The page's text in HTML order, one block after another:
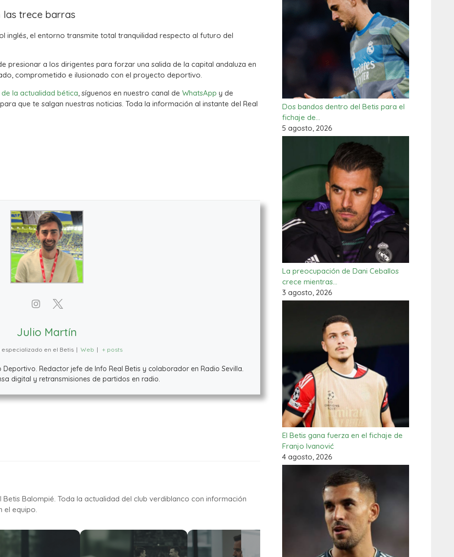
las trece barras
inglés, el entorno transmite total tranquilidad respecto al futuro del
presionar a los dirigentes para forzar una salida de la capital andaluza en
comprometido e ilusionado con el proyecto deportivo.
la actualidad bética, síguenos en nuestro canal de WhatsApp y de
para que te salgan nuestras noticias. Toda la información al instante del Real
Julio Martín
especializado en el Betis | Web | + posts
Redactor jefe de Info Real Betis y colaborador en Radio Sevilla.
digital y retransmisiones de partidos en radio.
Balompié. Toda la actualidad del club verdiblanco con información
el equipo.
Dos bandos dentro del Betis para el
fichaje de…
5 agosto, 2026
La preocupación de Dani Ceballos
crece mientras…
3 agosto, 2026
El Betis gana fuerza en el fichaje de
Franjo Ivanović
4 agosto, 2026